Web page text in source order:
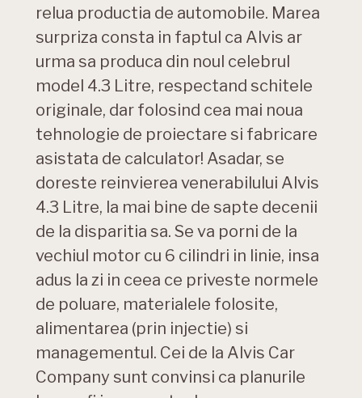
relua productia de automobile. Marea
surpriza consta in faptul ca Alvis ar
urma sa produca din noul celebrul
model 4.3 Litre, respectand schitele
originale, dar folosind cea mai noua
tehnologie de proiectare si fabricare
asistata de calculator! Asadar, se
doreste reinvierea venerabilului Alvis
4.3 Litre, la mai bine de sapte decenii
de la disparitia sa. Se va porni de la
vechiul motor cu 6 cilindri in linie, insa
adus la zi in ceea ce priveste normele
de poluare, materialele folosite,
alimentarea (prin injectie) si
managementul. Cei de la Alvis Car
Company sunt convinsi ca planurile